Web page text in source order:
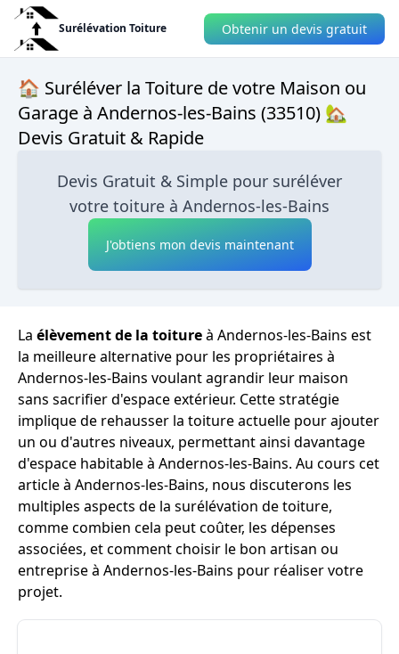
Surélévation Toiture Obtenir un devis gratuit
🏠 Suréléver la Toiture de votre Maison ou
Garage à Andernos-les-Bains (33510) 🏡
Devis Gratuit & Rapide
Devis Gratuit & Simple pour suréléver
votre toiture à Andernos-les-Bains
J'obtiens mon devis maintenant
La élèvement de la toitureà Andernos-les-Bains est
la meilleure alternative pour les propriétaires à
Andernos-les-Bains voulant agrandir leur maison
sans sacrifier d'espace extérieur. Cette stratégie
implique de rehausser la toiture actuelle pour ajouter
un ou d'autres niveaux, permettant ainsi davantage
d'espace habitable à Andernos-les-Bains. Au cours cet
article à Andernos-les-Bains, nous discuterons les
multiples aspects de la surélévation de toiture,
comme combien cela peut coûter, les dépenses
associées, et comment choisir le bon artisan ou
entreprise à Andernos-les-Bains pour réaliser votre
projet.